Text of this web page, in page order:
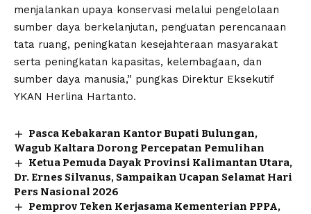
menjalankan upaya konservasi melalui pengelolaan
sumber daya berkelanjutan, penguatan perencanaan
tata ruang, peningkatan kesejahteraan masyarakat
serta peningkatan kapasitas, kelembagaan, dan
sumber daya manusia,” pungkas Direktur Eksekutif
YKAN Herlina Hartanto.
Pasca Kebakaran Kantor Bupati Bulungan,
Wagub Kaltara Dorong Percepatan Pemulihan
Ketua Pemuda Dayak Provinsi Kalimantan Utara,
Dr. Ernes Silvanus, Sampaikan Ucapan Selamat Hari
Pers Nasional 2026
Pemprov Teken Kerjasama Kementerian PPPA,